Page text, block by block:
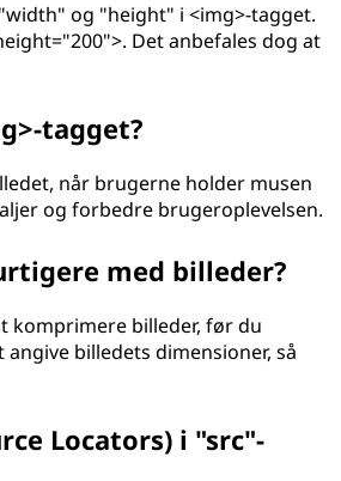
og "height" i <img>-tagget.
Det anbefales dog at
tagget?
når brugerne holder musen
og forbedre brugeroplevelsen.
med billeder?
komprimere billeder, før du
billedets dimensioner, så
Locators) i "src"-